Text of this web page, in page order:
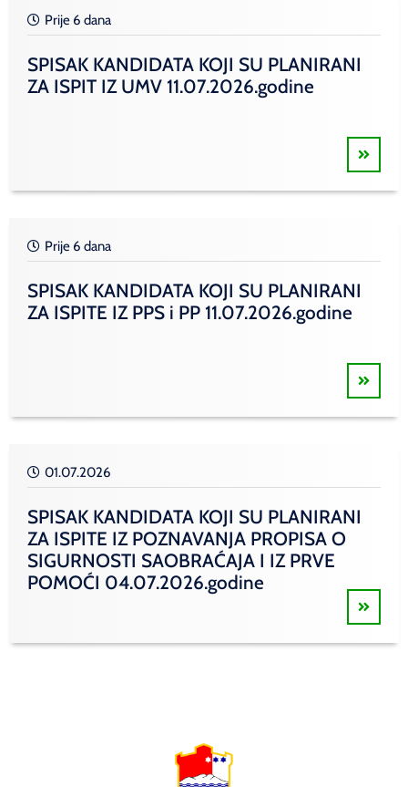
Prije 6 dana
SPISAK KANDIDATA KOJI SU PLANIRANI
ZA ISPIT IZ UMV 11.07.2026.godine
Prije 6 dana
SPISAK KANDIDATA KOJI SU PLANIRANI
ZA ISPITE IZ PPS i PP 11.07.2026.godine
01.07.2026
SPISAK KANDIDATA KOJI SU PLANIRANI
ZA ISPITE IZ POZNAVANJA PROPISA O
SIGURNOSTI SAOBRAĆAJA I IZ PRVE
POMOĆI 04.07.2026.godine